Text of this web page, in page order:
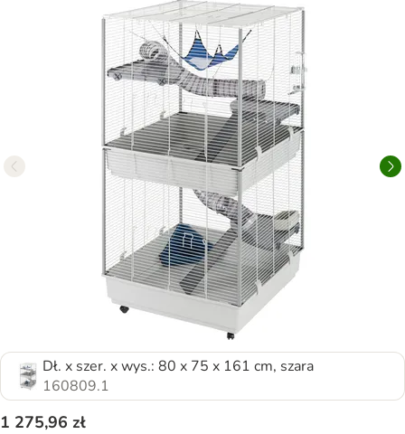
Dł. x szer. x wys.: 80 x 75 x 161 cm, szara
160809.1
1 275,96 zł